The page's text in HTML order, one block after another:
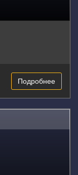
Подробнее